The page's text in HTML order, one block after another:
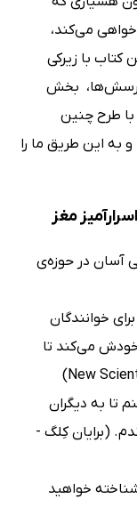
می‌کند،
کتاب با زیرکی
پرسش‌ها، ‌ بخش
با طرح چنین
به این طریق ما را
مغز
آسان در حوزه‌ی
خوانندگان
می‌کند تا
تا به دیگران
(برایان کِلگ -
خواهید